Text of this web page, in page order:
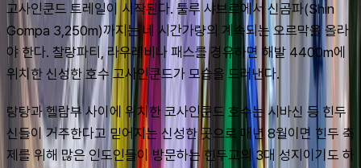
고사인쿤드 트레일이 시작된다. 툴루 샤브르에서 신곰파(Shin
Gompa 3,250m)까지는 네 시간가량의 계속되는 오르막을 올라
야 한다. 찰랑파티, 라우레비나 패스를 경유하면 해발 4400m에
위치한 신성한 호수 고사인쿤드가 모습을 드러낸다.
랑탕과 헬람부 사이에 위치한 코사인쿤드 호수는 시바신 등 힌두
신들이 거주한다고 믿어지는 신성한 곳으로 매년 8월이면 힌두 축
제를 위해 많은 인도인들이 방문하는 힌두교의 3대 성지이기도 하